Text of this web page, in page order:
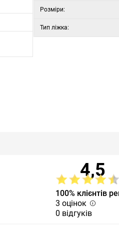
Розміри:
Тип ліжка:
4,5
100% клієнтів
3 оцінок
0 відгуків